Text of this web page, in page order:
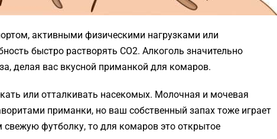
активными физическими нагрузками или
быстро растворять СО2. Алкоголь значительно
делая вас вкусной приманкой для комаров.
или отталкивать насекомых. Молочная и мочевая
приманки, но ваш собственный запах тоже играет
футболку, то для комаров это открытое